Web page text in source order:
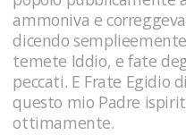
ammoniva e
dicendo
temete Iddio, e fate
peccati. E Frate Egidio
questo mio Padre
ottimamente.